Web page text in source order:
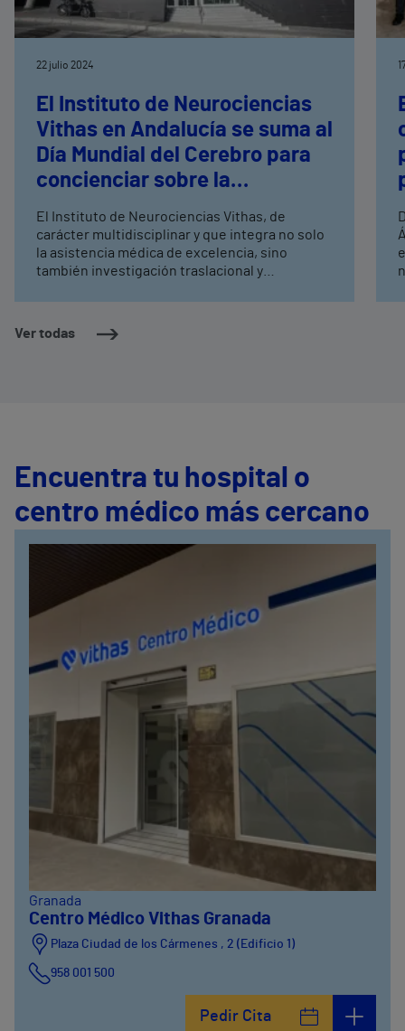
Ver todas
22 julio 2024
El Instituto de Neurociencias
Vithas en Andalucía se suma al
Día Mundial del Cerebro para
concienciar sobre la
importancia de su salud
El Instituto de Neurociencias Vithas, de
carácter multidisciplinar y que integra no solo
la asistencia médica de excelencia, sino
también investigación traslacional y
neurológicas.
Encuentra tu hospital o
centro médico más cercano
Granada
Centro Médico Vithas Granada
Plaza Ciudad de los Cármenes , 2 (Edificio 1)
958 001 500
Pedir Cita